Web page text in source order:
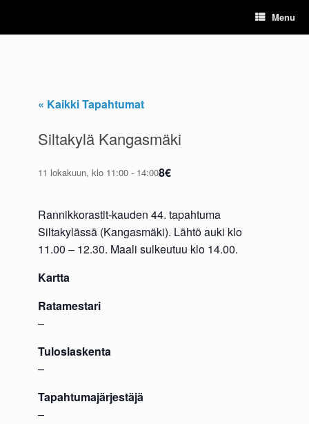
content
Menu
« Kaikki Tapahtumat
Siltakylä Kangasmäki
11 lokakuun, klo 11:00 - 14:008€
Rannikkorastit-kauden 44. tapahtuma
Siltakylässä (Kangasmäki). Lähtö auki klo
11.00 – 12.30. Maali sulkeutuu klo 14.00.
Kartta
Ratamestari
–
Tuloslaskenta
–
Tapahtumajärjestäjä
–